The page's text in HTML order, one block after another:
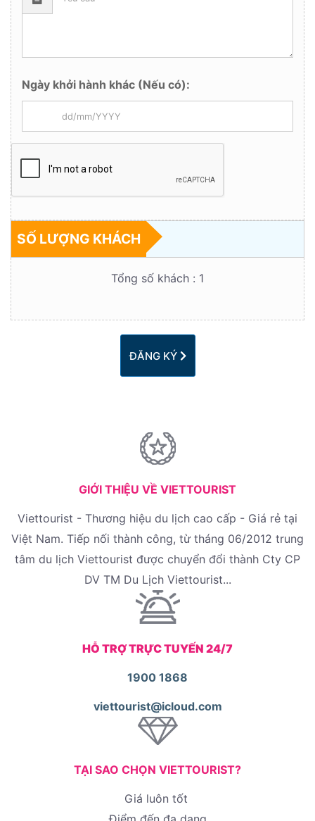
Ngày khởi hành khác (Nếu có):
SỐ LƯỢNG KHÁCH
Tổng số khách : 1
ĐĂNG KÝ
GIỚI THIỆU VỀ VIETTOURIST
Viettourist - Thương hiệu du lịch cao cấp - Giá rẻ tại
Việt Nam. Tiếp nối thành công, từ tháng 06/2012 trung
tâm du lịch Viettourist được chuyển đổi thành Cty CP
DV TM Du Lịch Viettourist...
HỖ TRỢ TRỰC TUYẾN 24/7
1900 1868
viettourist@icloud.com
TẠI SAO CHỌN VIETTOURIST?
Giá luôn tốt